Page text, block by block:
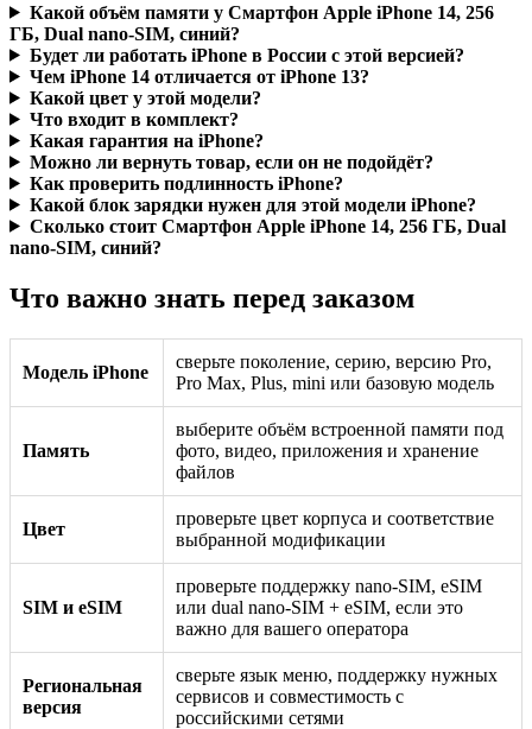
Какой объём памяти у Смартфон Apple iPhone 14, 256
ГБ, Dual nano-SIM, синий?
Будет ли работать iPhone в России с этой версией?
Чем iPhone 14 отличается от iPhone 13?
Какой цвет у этой модели?
Что входит в комплект?
Какая гарантия на iPhone?
Можно ли вернуть товар, если он не подойдёт?
Как проверить подлинность iPhone?
Какой блок зарядки нужен для этой модели iPhone?
Сколько стоит Смартфон Apple iPhone 14, 256 ГБ, Dual
nano-SIM, синий?
Что важно знать перед заказом
Модель iPhone
сверьте поколение, серию, версию Pro,
Pro Max, Plus, mini или базовую модель
Память
выберите объём встроенной памяти под
фото, видео, приложения и хранение
файлов
Цвет
проверьте цвет корпуса и соответствие
выбранной модификации
SIM и eSIM
проверьте поддержку nano-SIM, eSIM
или dual nano-SIM + eSIM, если это
важно для вашего оператора
Региональная
версия
сверьте язык меню, поддержку нужных
сервисов и совместимость с
российскими сетями